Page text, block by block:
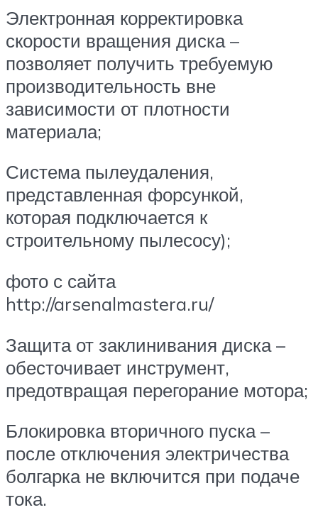
Электронная корректировка
скорости вращения диска –
позволяет получить требуемую
производительность вне
зависимости от плотности
материала;
Система пылеудаления,
представленная форсункой,
которая подключается к
строительному пылесосу);
фото с сайта
http://arsenalmastera.ru/
Защита от заклинивания диска –
обесточивает инструмент,
предотвращая перегорание мотора;
Блокировка вторичного пуска –
после отключения электричества
болгарка не включится при подаче
тока.